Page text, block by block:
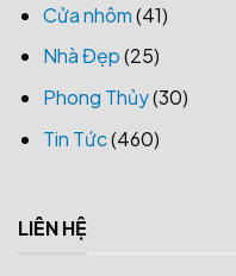
Cửa nhôm(41)
Nhà Đẹp(25)
Phong Thủy(30)
Tin Tức(460)
LIÊN HỆ